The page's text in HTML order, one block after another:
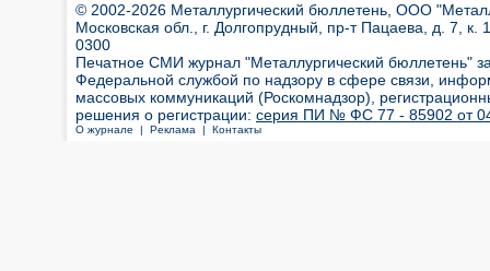
© 2002-2026 Металлургический бюллетень, ООО
Московская обл., г. Долгопрудный, пр-т Пацаева, д. 7,
0300
Печатное СМИ журнал "Металлургический бюллетень"
Федеральной службой по надзору в сфере связи,
массовых коммуникаций (Роскомнадзор),
решения о регистрации: серия ПИ № ФС 77 - 85902 от 04
О журнале | Реклама | Контакты